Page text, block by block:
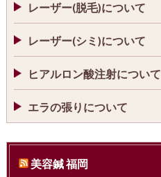
レーザー(脱毛)について
レーザー(シミ)について
ヒアルロン酸注射について
エラの張りについて
美容鍼 福岡